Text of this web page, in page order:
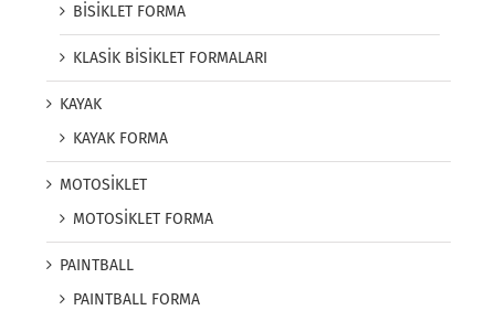
BİSİKLET FORMA
KLASİK BİSİKLET FORMALARI
KAYAK
KAYAK FORMA
MOTOSİKLET
MOTOSİKLET FORMA
PAINTBALL
PAINTBALL FORMA